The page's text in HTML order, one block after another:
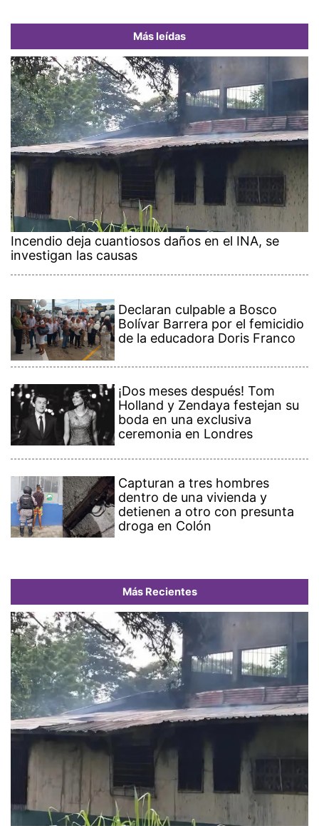
Más leídas
Incendio deja cuantiosos daños en el INA, se
investigan las causas
Declaran culpable a Bosco
Bolívar Barrera por el femicidio
de la educadora Doris Franco
¡Dos meses después! Tom
Holland y Zendaya festejan su
boda en una exclusiva
ceremonia en Londres
Capturan a tres hombres
dentro de una vivienda y
detienen a otro con presunta
droga en Colón
Más Recientes